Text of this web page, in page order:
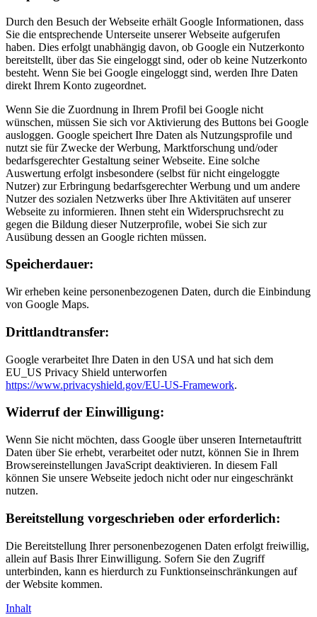
Durch den Besuch der Webseite erhält Google Informationen, dass
Sie die entsprechende Unterseite unserer Webseite aufgerufen
haben. Dies erfolgt unabhängig davon, ob Google ein Nutzerkonto
bereitstellt, über das Sie eingeloggt sind, oder ob keine Nutzerkonto
besteht. Wenn Sie bei Google eingeloggt sind, werden Ihre Daten
direkt Ihrem Konto zugeordnet.
Wenn Sie die Zuordnung in Ihrem Profil bei Google nicht
wünschen, müssen Sie sich vor Aktivierung des Buttons bei Google
ausloggen. Google speichert Ihre Daten als Nutzungsprofile und
nutzt sie für Zwecke der Werbung, Marktforschung und/oder
bedarfsgerechter Gestaltung seiner Webseite. Eine solche
Auswertung erfolgt insbesondere (selbst für nicht eingeloggte
Nutzer) zur Erbringung bedarfsgerechter Werbung und um andere
Nutzer des sozialen Netzwerks über Ihre Aktivitäten auf unserer
Webseite zu informieren. Ihnen steht ein Widerspruchsrecht zu
gegen die Bildung dieser Nutzerprofile, wobei Sie sich zur
Ausübung dessen an Google richten müssen.
Speicherdauer:
Wir erheben keine personenbezogenen Daten, durch die Einbindung
von Google Maps.
Drittlandtransfer:
Google verarbeitet Ihre Daten in den USA und hat sich dem
EU_US Privacy Shield unterworfen
https://www.privacyshield.gov/EU-US-Framework.
Widerruf der Einwilligung:
Wenn Sie nicht möchten, dass Google über unseren Internetauftritt
Daten über Sie erhebt, verarbeitet oder nutzt, können Sie in Ihrem
Browsereinstellungen JavaScript deaktivieren. In diesem Fall
können Sie unsere Webseite jedoch nicht oder nur eingeschränkt
nutzen.
Bereitstellung vorgeschrieben oder erforderlich:
Die Bereitstellung Ihrer personenbezogenen Daten erfolgt freiwillig,
allein auf Basis Ihrer Einwilligung. Sofern Sie den Zugriff
unterbinden, kann es hierdurch zu Funktionseinschränkungen auf
der Website kommen.
Inhalt